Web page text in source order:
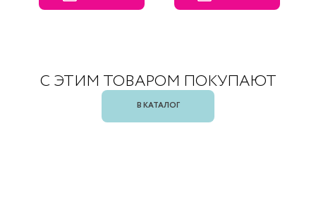
С ЭТИМ ТОВАРОМ ПОКУПАЮТ
В КАТАЛОГ